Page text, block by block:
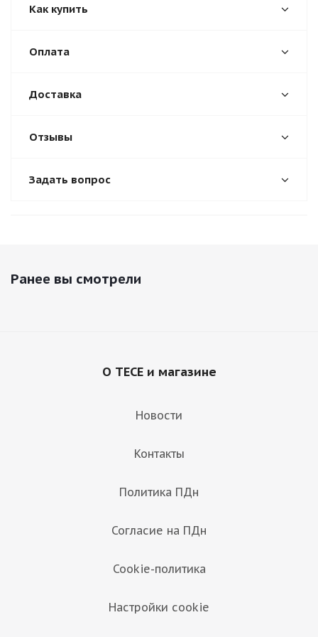
Как купить
Оплата
Доставка
Отзывы
Задать вопрос
Ранее вы смотрели
О TECE и магазине
Новости
Контакты
Политика ПДн
Согласие на ПДн
Cookie-политика
Настройки cookie